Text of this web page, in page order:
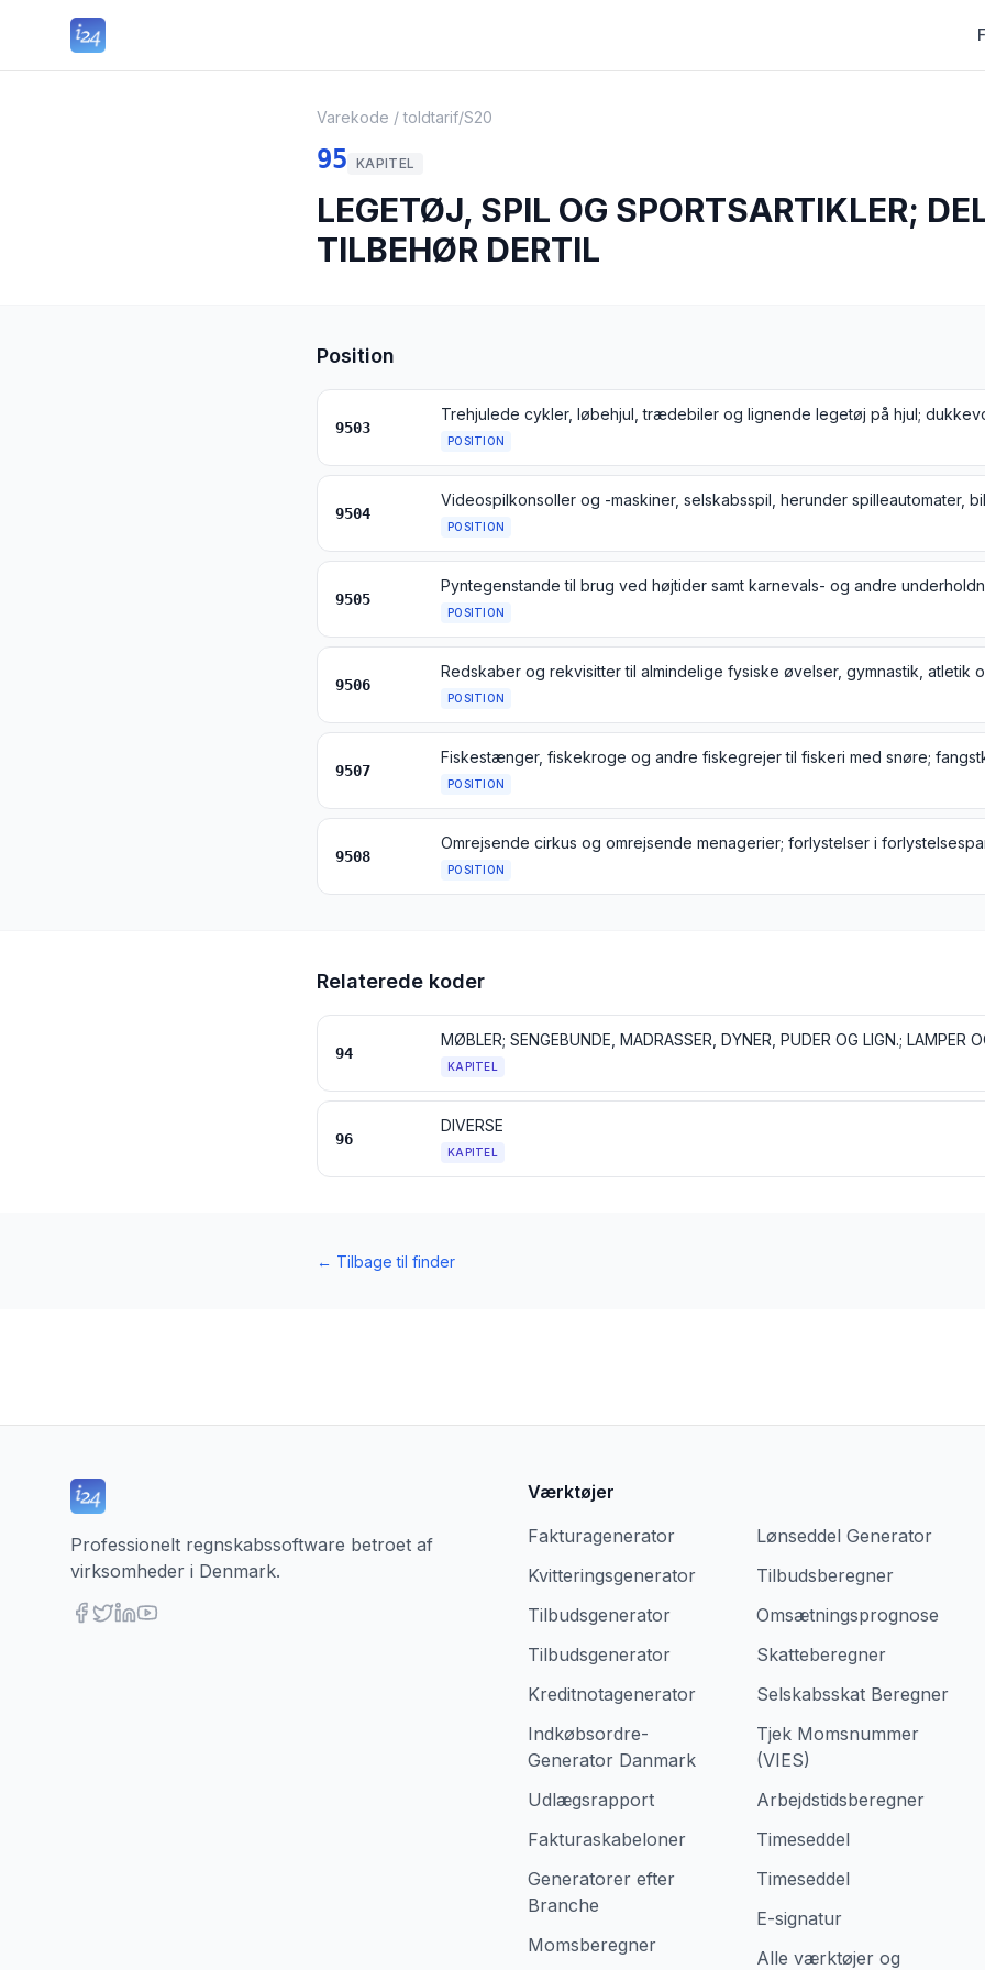
Varekode / toldtarif/S20
95 KAPITEL
LEGETØJ, SPIL OG SPORTSARTIKLER;
TILBEHØR DERTIL
Position
9503
POSITION
9504
POSITION
9505
POSITION
9506
POSITION
9507
POSITION
9508
POSITION
Relaterede koder
94
KAPITEL
96
DIVERSE
KAPITEL
← Tilbage til finder
Professionelt regnskabssoftware betroet af
virksomheder i Denmark.
Værktøjer
Fakturagenerator
Kvitteringsgenerator
Tilbudsgenerator
Tilbudsgenerator
Kreditnotagenerator
Indkøbsordre-
Generator Danmark
Udlægsrapport
Fakturaskabeloner
Generatorer efter
Branche
Momsberegner
Lønseddel Generator
Tilbudsberegner
Omsætningsprognose
Skatteberegner
Selskabsskat Beregner
Tjek Momsnummer
(VIES)
Arbejdstidsberegner
Timeseddel
Timeseddel
E-signatur
Alle værktøjer og